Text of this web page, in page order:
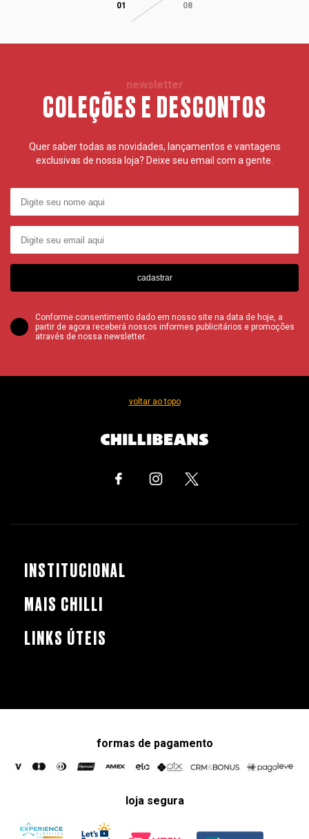
01 08
newsletter
COLEÇÕES E DESCONTOS
Quer saber todas as novidades, lançamentos e vantagens
exclusivas de nossa loja? Deixe seu email com a gente.
cadastrar
Conforme consentimento dado em nosso site na data de hoje, a
partir de agora receberá nossos informes publicitários e promoções
através de nossa newsletter.
voltar ao topo
INSTITUCIONAL
MAIS CHILLI
LINKS ÚTEIS
formas de pagamento
loja segura